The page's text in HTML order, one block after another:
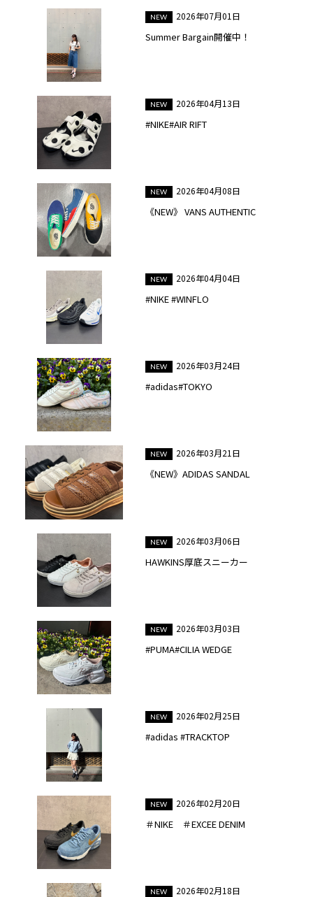
2026年07月01日
Summer Bargain開催中！
2026年04月13日
#NIKE#AIR RIFT
2026年04月08日
《NEW》 VANS AUTHENTIC
2026年04月04日
#NIKE #WINFLO
2026年03月24日
#adidas#TOKYO
2026年03月21日
《NEW》ADIDAS SANDAL
2026年03月06日
HAWKINS厚底スニーカー
2026年03月03日
#PUMA#CILIA WEDGE
2026年02月25日
#adidas #TRACKTOP
2026年02月20日
＃NIKE ＃EXCEE DENIM
2026年02月18日